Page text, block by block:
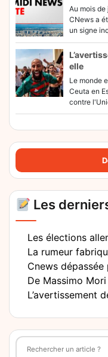
Au mois
CNews a
un signe
elle
Le monde
Ceuta en
contre
Les
Les élections
La rumeur
Cnews dépassée
De Massimo
L’avertissement
Rechercher